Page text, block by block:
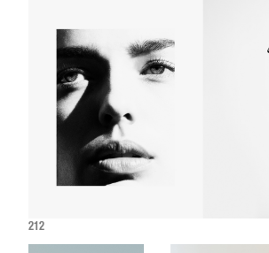
212